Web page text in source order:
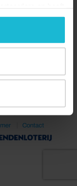
deze cookies via
Contact